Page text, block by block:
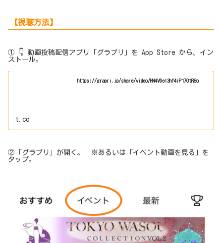
【視聴方法】
① 👇 動画投稿配信アプリ「グラプリ」を App Store から、イン
ストール。
https://grapri.jp/share/video/HN4V6el3hf4iP17OtR8o
t.co
②「グラプリ」が開く。 ※あるいは「イベント動画を見る」を
タップ。